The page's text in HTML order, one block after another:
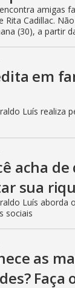
amigas
Rita Cadillac.
(30), a partir
em
Luís realiza
acha
sua
Luís aborda
sociais
as
Faça